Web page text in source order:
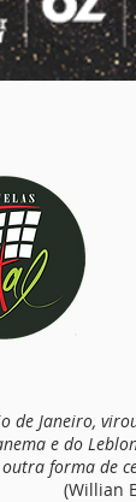
de Janeiro,
e do
forma de
(Willian